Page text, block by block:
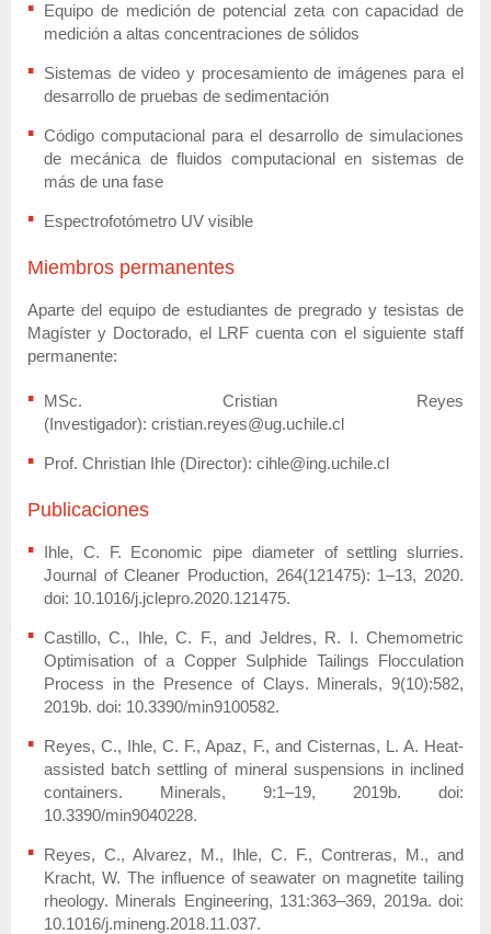
Equipo de medición de potencial zeta con capacidad de
medición a altas concentraciones de sólidos
Sistemas de video y procesamiento de imágenes para el
desarrollo de pruebas de sedimentación
Código computacional para el desarrollo de simulaciones
de mecánica de fluidos computacional en sistemas de
más de una fase
Espectrofotómetro UV visible
Miembros permanentes
Aparte del equipo de estudiantes de pregrado y tesistas de
Magíster y Doctorado, el LRF cuenta con el siguiente staff
permanente:
MSc. Cristian Reyes
(Investigador): cristian.reyes@ug.uchile.cl
Prof. Christian Ihle (Director): cihle@ing.uchile.cl
Publicaciones
Ihle, C. F. Economic pipe diameter of settling slurries.
Journal of Cleaner Production, 264(121475): 1–13, 2020.
doi: 10.1016/j.jclepro.2020.121475.
Castillo, C., Ihle, C. F., and Jeldres, R. I. Chemometric
Optimisation of a Copper Sulphide Tailings Flocculation
Process in the Presence of Clays. Minerals, 9(10):582,
2019b. doi: 10.3390/min9100582.
Reyes, C., Ihle, C. F., Apaz, F., and Cisternas, L. A. Heat-
assisted batch settling of mineral suspensions in inclined
containers. Minerals, 9:1–19, 2019b. doi:
10.3390/min9040228.
Reyes, C., Alvarez, M., Ihle, C. F., Contreras, M., and
Kracht, W. The influence of seawater on magnetite tailing
rheology. Minerals Engineering, 131:363–369, 2019a. doi:
10.1016/j.mineng.2018.11.037.